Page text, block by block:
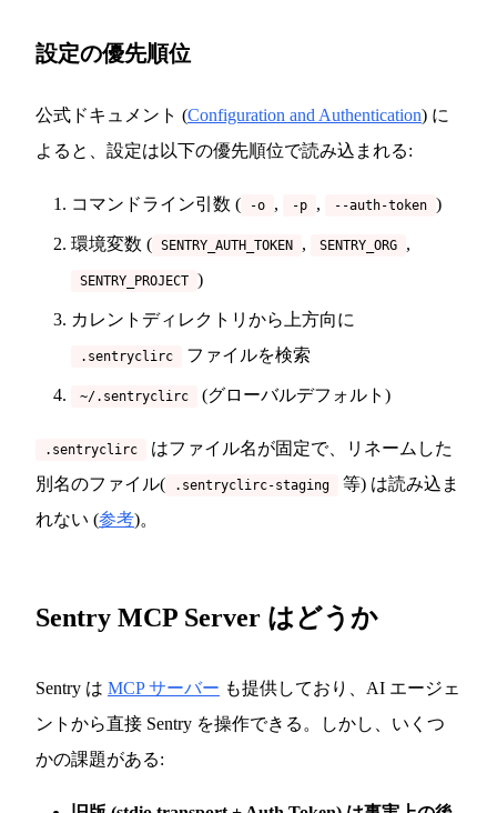
設定の優先順位
公式ドキュメント (Configuration and Authentication) に
よると、設定は以下の優先順位で読み込まれる:
コマンドライン引数 ( -o , -p , --auth-token )
環境変数 ( SENTRY_AUTH_TOKEN , SENTRY_ORG ,
SENTRY_PROJECT )
カレントディレクトリから上方向に
.sentryclirc ファイルを検索
~/.sentryclirc (グローバルデフォルト)
.sentryclirc
はファイル名が固定で、リネームした
別名のファイル(
.sentryclirc-staging
等) は読み込ま
れない (参考)。
Sentry MCP Server はどうか
Sentry は MCP サーバー も提供しており、AI エージェ
ントから直接 Sentry を操作できる。しかし、いくつ
かの課題がある: